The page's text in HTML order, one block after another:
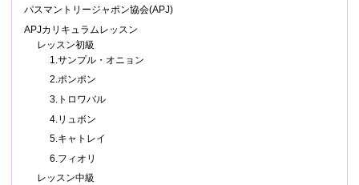
パスマントリージャポン協会(APJ)
APJカリキュラムレッスン
レッスン初級
1.サンプル・オニョン
2.ポンポン
3.トロワバル
4.リュボン
5.キャトレイ
6.フィオリ
レッスン中級